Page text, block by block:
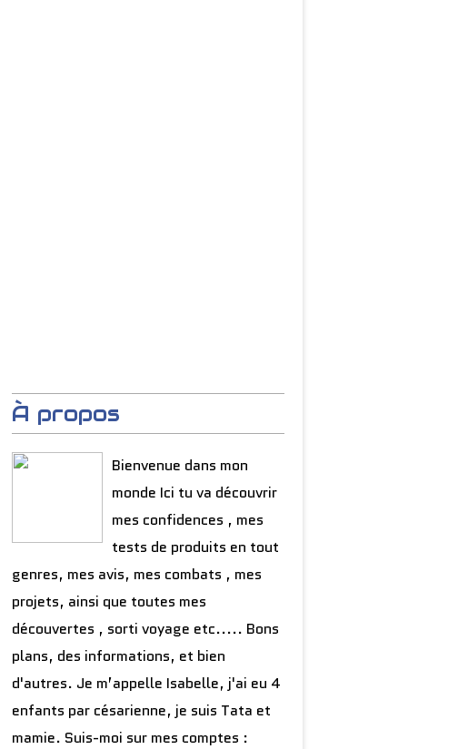
À propos
Bienvenue dans mon
monde Ici tu va découvrir
mes confidences , mes
tests de produits en tout
genres, mes avis, mes combats , mes
projets, ainsi que toutes mes
découvertes , sorti voyage etc..... Bons
plans, des informations, et bien
d'autres. Je m’appelle Isabelle, j'ai eu 4
enfants par césarienne, je suis Tata et
mamie. Suis-moi sur mes comptes :